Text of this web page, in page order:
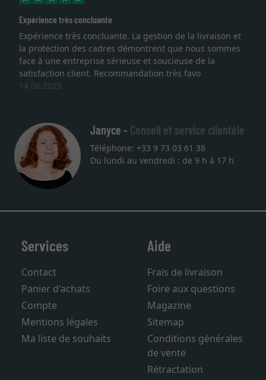
la livraison et
nous sommes
de la
favo
Excellent
Je recherchais un cadre sur mesure pour
lithographie, je suis tombée sur ce site.
qualité sont au rendez vous. Emballage
service et livraison dans les temps.
Janyce - Conseil et service clientèle
Téléphone: +33 9 73 03 61 38
Services
Contact
Panier d'achats
Compte
Mentions légales
Aide
Frais de livraison
Foire aux questions
Magazine
Sitemap
Conditions générales
de vente